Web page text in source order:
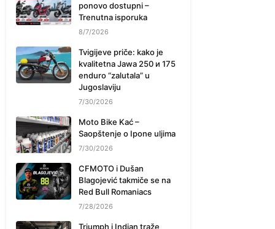
ponovo dostupni –
Trenutna isporuka
8/7/2026
Tvigijeve priče: kako je
kvalitetna Jawa 250 и 175
enduro “zalutala” u
Jugoslaviju
7/30/2026
Moto Bike Kać –
Saopštenje o Ipone uljima
7/30/2026
CFMOTO i Dušan
Blagojević takmiče se na
Red Bull Romaniacs
7/28/2026
Triumph i Indian traže